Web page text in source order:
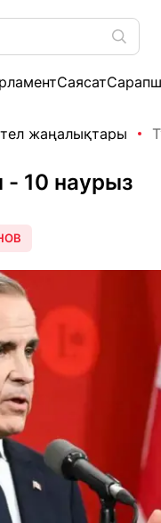
Саясат
жаңалықтары
- 10 наурыз